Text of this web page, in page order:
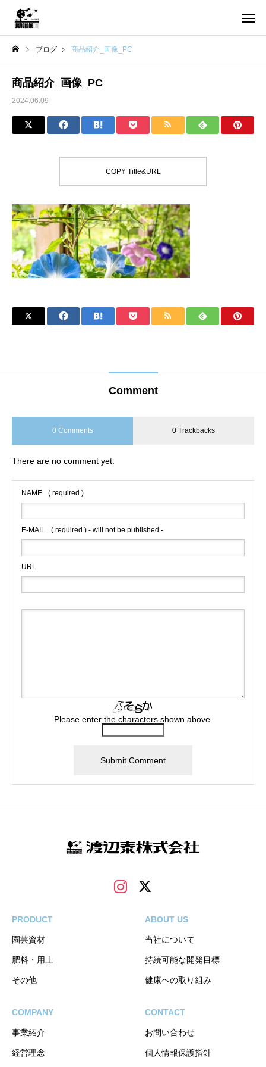
ブログ 商品紹介_画像_PC
商品紹介_画像_PC
2024.06.09
COPY Title&URL
Comment
0 Comments 0 Trackbacks
There are no comment yet.
NAME ( required )
E-MAIL ( required ) - will not be published -
URL
Please enter the characters shown above.
PRODUCT
園芸資材
肥料・用土
その他
ABOUT US
当社について
持続可能な開発目標
健康への取り組み
COMPANY
事業紹介
経営理念
CONTACT
お問い合わせ
個人情報保護指針